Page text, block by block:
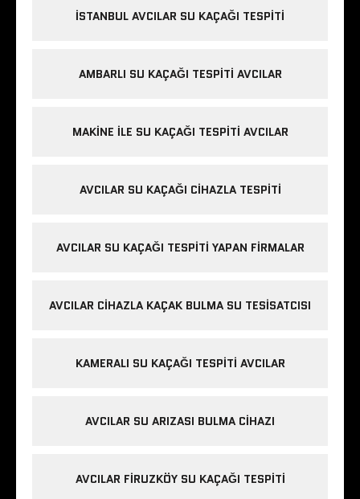
İSTANBUL AVCILAR SU KAÇAĞI TESPITI
AMBARLI SU KAÇAĞI TESPITI AVCILAR
MAKINE ILE SU KAÇAĞI TESPITI AVCILAR
AVCILAR SU KAÇAĞI CIHAZLA TESPITI
AVCILAR SU KAÇAĞI TESPITI YAPAN FIRMALAR
AVCILAR CIHAZLA KAÇAK BULMA SU TESISATCISI
KAMERALI SU KAÇAĞI TESPITI AVCILAR
AVCILAR SU ARIZASI BULMA CIHAZI
AVCILAR FIRUZKÖY SU KAÇAĞI TESPITI